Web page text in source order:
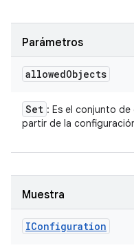
Parámetros
allowedObjects
Set : Es el conjunto
partir de la
Muestra
IConfiguration